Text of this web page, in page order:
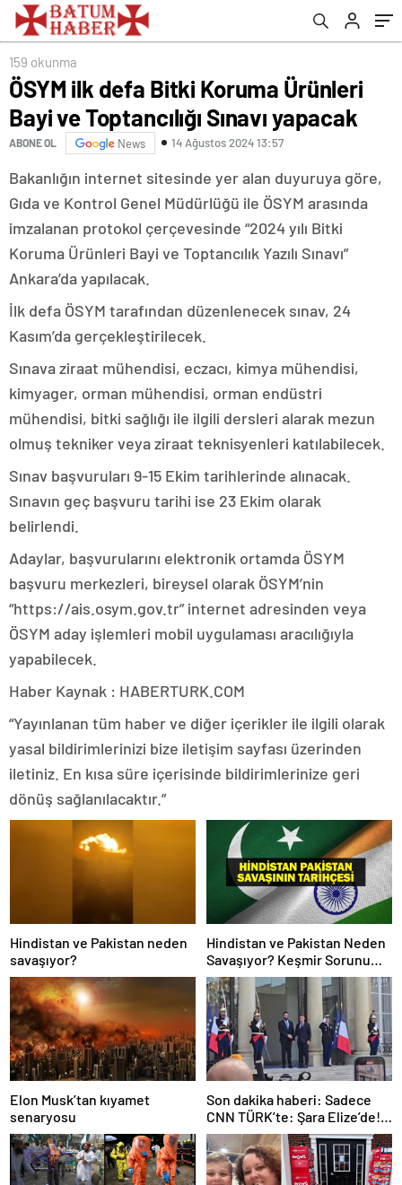
159 okunma
ÖSYM ilk defa Bitki Koruma Ürünleri
Bayi ve Toptancılığı Sınavı yapacak
ABONE OL News 14 Ağustos 2024 13:57
Bakanlığın internet sitesinde yer alan duyuruya göre,
Gıda ve Kontrol Genel Müdürlüğü ile ÖSYM arasında
imzalanan protokol çerçevesinde “2024 yılı Bitki
Koruma Ürünleri Bayi ve Toptancılık Yazılı Sınavı”
Ankara’da yapılacak.
İlk defa ÖSYM tarafından düzenlenecek sınav, 24
Kasım’da gerçekleştirilecek.
Sınava ziraat mühendisi, eczacı, kimya mühendisi,
kimyager, orman mühendisi, orman endüstri
mühendisi, bitki sağlığı ile ilgili dersleri alarak mezun
olmuş tekniker veya ziraat teknisyenleri katılabilecek.
Sınav başvuruları 9-15 Ekim tarihlerinde alınacak.
Sınavın geç başvuru tarihi ise 23 Ekim olarak
belirlendi.
Adaylar, başvurularını elektronik ortamda ÖSYM
başvuru merkezleri, bireysel olarak ÖSYM’nin
“https://ais.osym.gov.tr” internet adresinden veya
ÖSYM aday işlemleri mobil uygulaması aracılığıyla
yapabilecek.
Haber Kaynak : HABERTURK.COM
“Yayınlanan tüm haber ve diğer içerikler ile ilgili olarak
yasal bildirimlerinizi bize iletişim sayfası üzerinden
iletiniz. En kısa süre içerisinde bildirimlerinize geri
dönüş sağlanılacaktır.”
Hindistan ve Pakistan neden
savaşıyor?
Hindistan ve Pakistan Neden
Savaşıyor? Keşmir Sorunu
Nedir? Neden Savaş Başladı?
İşte Hindistan Pakistan
Savaşının Tarihçesi!
Elon Musk’tan kıyamet
senaryosu
Son dakika haberi: Sadece
CNN TÜRK’te: Şara Elize’de!
Suriye Lideri, Macron ile
görüşüyor